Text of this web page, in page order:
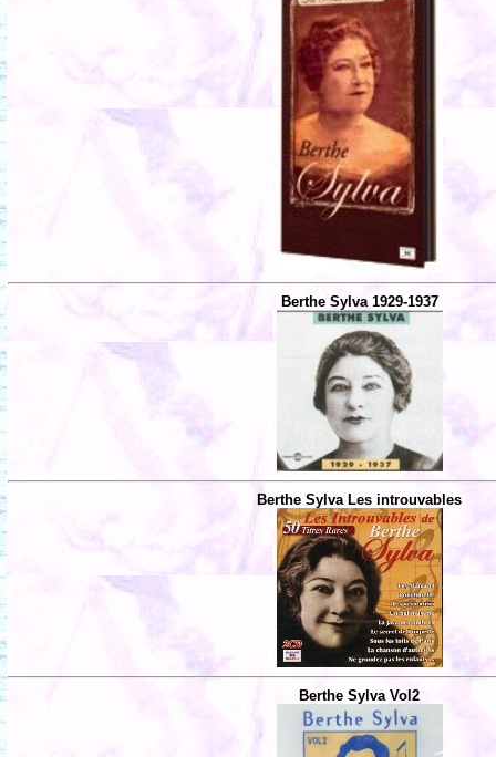
Berthe Sylva 1929-1937
Berthe Sylva Les introuvables
Berthe Sylva Vol2